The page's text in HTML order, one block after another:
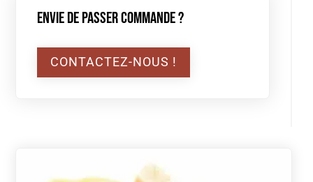
Envie de passer commande ?
CONTACTEZ-NOUS !